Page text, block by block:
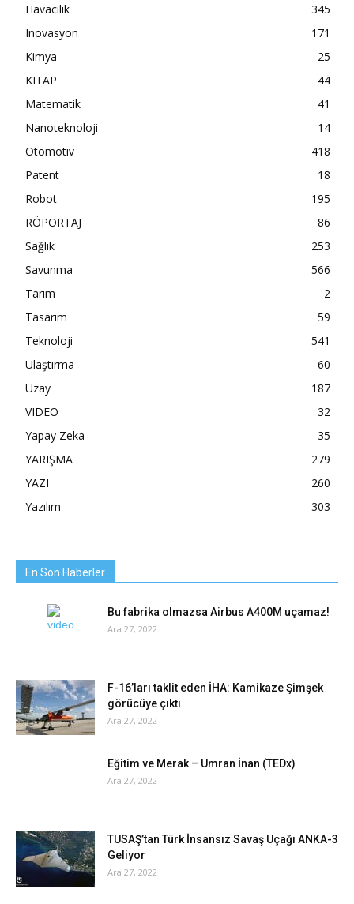
Havacılık
345
Inovasyon
171
Kimya
25
KITAP
44
Matematik
41
Nanoteknoloji
14
Otomotiv
418
Patent
18
Robot
195
RÖPORTAJ
86
Sağlık
253
Savunma
566
Tarım
2
Tasarım
59
Teknoloji
541
Ulaştırma
60
Uzay
187
VIDEO
32
Yapay Zeka
35
YARIŞMA
279
YAZI
260
Yazılım
303
En Son Haberler
Bu fabrika olmazsa Airbus A400M uçamaz!
Ara 27, 2022
F-16’ları taklit eden İHA: Kamikaze Şimşek
görücüye çıktı
Ara 27, 2022
Eğitim ve Merak – Umran İnan (TEDx)
Ara 27, 2022
TUSAŞ’tan Türk İnsansız Savaş Uçağı ANKA-3
Geliyor
Ara 27, 2022